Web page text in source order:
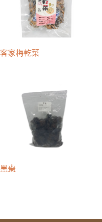
客家梅乾菜
黑棗